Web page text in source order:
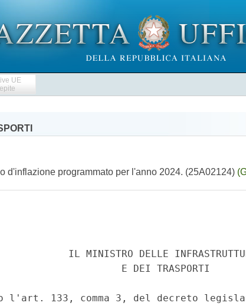
UE
d'inflazione programmato per l'anno 2024. (25A02124)